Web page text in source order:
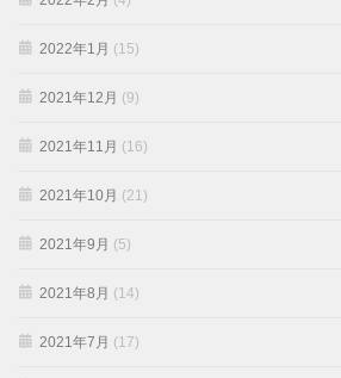
2022年1月 (15)
2021年12月 (9)
2021年11月 (16)
2021年10月 (21)
2021年9月 (5)
2021年8月 (14)
2021年7月 (17)